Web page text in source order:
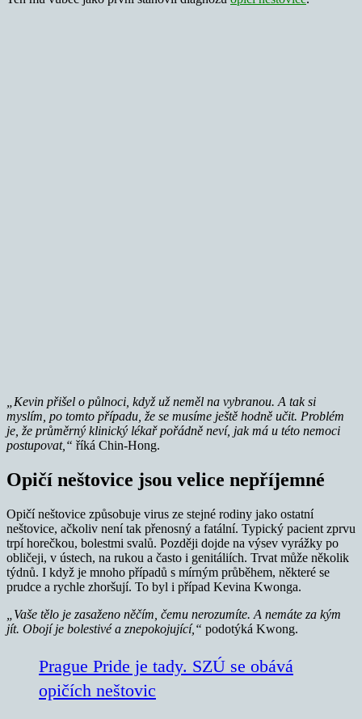
„Kevin přišel o půlnoci, když už neměl na vybranou. A tak si
myslím, po tomto případu, že se musíme ještě hodně učit. Problém
je, že průměrný klinický lékař pořádně neví, jak má u této nemoci
postupovat,“ říká Chin-Hong.
Opičí neštovice jsou velice nepříjemné
Opičí neštovice způsobuje virus ze stejné rodiny jako ostatní
neštovice, ačkoliv není tak přenosný a fatální. Typický pacient zprvu
trpí horečkou, bolestmi svalů. Později dojde na výsev vyrážky po
obličeji, v ústech, na rukou a často i genitáliích. Trvat může několik
týdnů. I když je mnoho případů s mírným průběhem, některé se
prudce a rychle zhoršují. To byl i případ Kevina Kwonga.
„Vaše tělo je zasaženo něčím, čemu nerozumíte. A nemáte za kým
jít. Obojí je bolestivé a znepokojující,“ podotýká Kwong.
Prague Pride je tady. SZÚ se obává
opičích neštovic